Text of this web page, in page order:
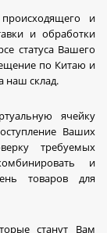
и
и обработки
статуса Вашего
по Китаю и
наш склад.
ячейку
Ваших
требуемых
и
товаров для
станут Вам